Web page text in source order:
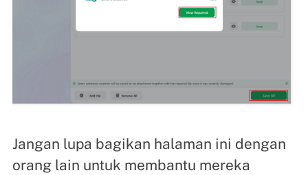
Jangan lupa bagikan halaman ini dengan
orang lain untuk membantu mereka